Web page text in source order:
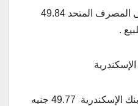
حقق سعر الدينار الكويتى فى المصرف المتحد 49.84
بلغ سعر الدينار الكويتى فى بنك الإسكندرية 49.77 جنيه